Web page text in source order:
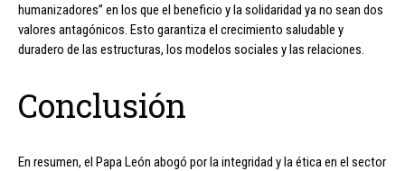
humanizadores” en los que el beneficio y la solidaridad ya no sean dos
valores antagónicos. Esto garantiza el crecimiento saludable y
duradero de las estructuras, los modelos sociales y las relaciones.
Conclusión
En resumen, el Papa León abogó por la integridad y la ética en el sector